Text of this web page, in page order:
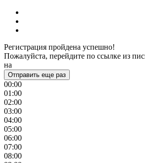
Регистрация пройдена успешно!
Пожалуйста, перейдите по ссылке из
на
Отправить еще раз
00:00
01:00
02:00
03:00
04:00
05:00
06:00
07:00
08:00